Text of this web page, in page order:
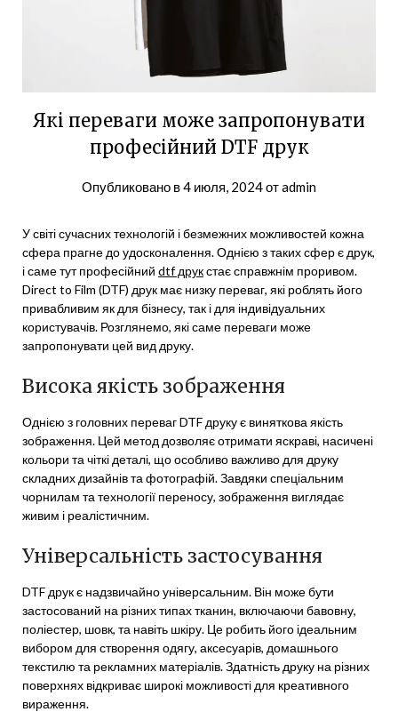
Які переваги може запропонувати
професійний DTF друк
Опубликовано в4 июля, 2024отadmin
У світі сучасних технологій і безмежних можливостей кожна
сфера прагне до удосконалення. Однією з таких сфер є друк,
і саме тут професійний dtf друкстає справжнім проривом.
Direct to Film (DTF) друк має низку переваг, які роблять його
привабливим як для бізнесу, так і для індивідуальних
користувачів. Розглянемо, які саме переваги може
запропонувати цей вид друку.
Висока якість зображення
Однією з головних переваг DTF друку є виняткова якість
зображення. Цей метод дозволяє отримати яскраві, насичені
кольори та чіткі деталі, що особливо важливо для друку
складних дизайнів та фотографій. Завдяки спеціальним
чорнилам та технології переносу, зображення виглядає
живим і реалістичним.
Універсальність застосування
DTF друк є надзвичайно універсальним. Він може бути
застосований на різних типах тканин, включаючи бавовну,
поліестер, шовк, та навіть шкіру. Це робить його ідеальним
вибором для створення одягу, аксесуарів, домашнього
текстилю та рекламних матеріалів. Здатність друку на різних
поверхнях відкриває широкі можливості для креативного
вираження.